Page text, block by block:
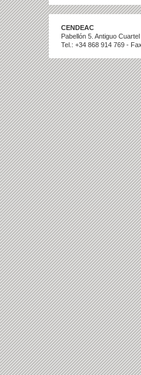
CENDEAC
Pabellón 5. Antiguo
Tel.: +34 868 914 769 -